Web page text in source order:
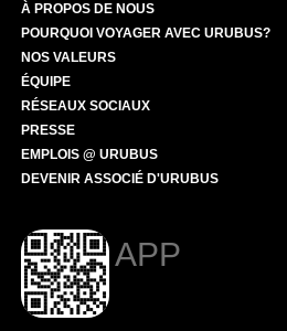
À PROPOS DE NOUS
POURQUOI VOYAGER AVEC URUBUS?
NOS VALEURS
ÉQUIPE
RÉSEAUX SOCIAUX
PRESSE
EMPLOIS @ URUBUS
DEVENIR ASSOCIÉ D'URUBUS
APP